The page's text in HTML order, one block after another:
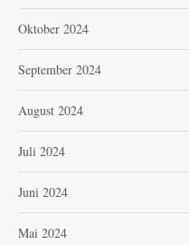
Oktober 2024
September 2024
August 2024
Juli 2024
Juni 2024
Mai 2024